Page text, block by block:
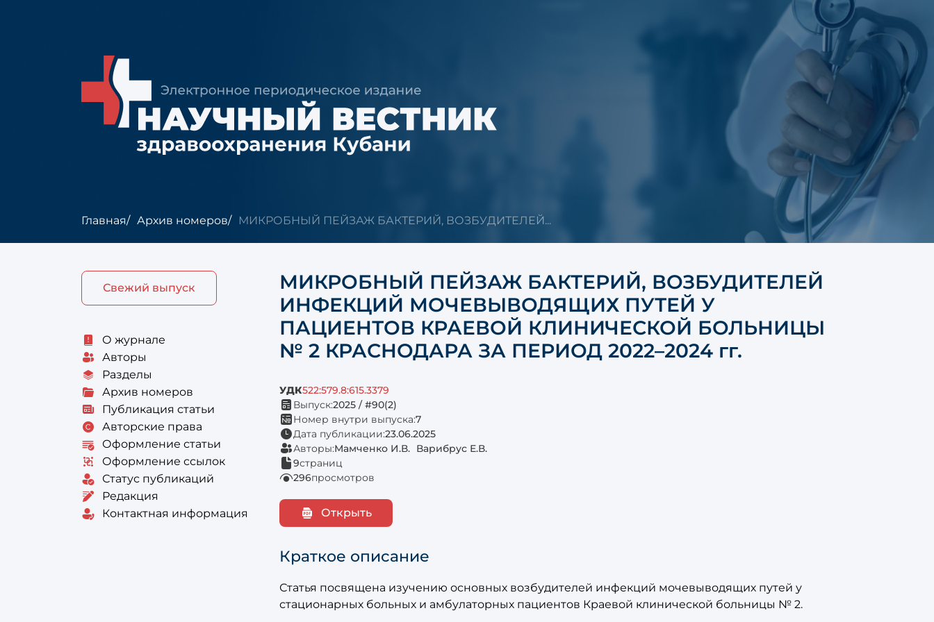
Главная Архив номеров МИКРОБНЫЙ ПЕЙЗАЖ БАКТЕРИЙ, ВОЗБУДИТЕЛЕЙ...
Свежий выпуск
О журнале
Авторы
Разделы
Архив номеров
Публикация статьи
Авторские права
Оформление статьи
Оформление ссылок
Статус публикаций
Редакция
Контактная информация
МИКРОБНЫЙ ПЕЙЗАЖ БАКТЕРИЙ, ВОЗБУДИТЕЛЕЙ
ИНФЕКЦИЙ МОЧЕВЫВОДЯЩИХ ПУТЕЙ У
ПАЦИЕНТОВ КРАЕВОЙ КЛИНИЧЕСКОЙ БОЛЬНИЦЫ
№ 2 КРАСНОДАРА ЗА ПЕРИОД 2022–2024 гг.
УДК522:579.8:615.3379
Выпуск:2025 / #90(2)
Номер внутри выпуска:7
Дата публикации:23.06.2025
Авторы:Мамченко И.В. Варибрус Е.В.
9страниц
296просмотров
Открыть
Краткое описание
Статья посвящена изучению основных возбудителей инфекций мочевыводящих путей у
стационарных больных и амбулаторных пациентов Краевой клинической больницы № 2.